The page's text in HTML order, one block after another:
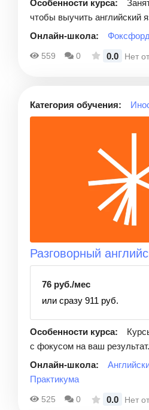
Особенности курса:
чтобы выучить английский
Онлайн-школа:
Фоксфорд
559 0 0.0 Нет
Категория обучения:
Разговорный
76 руб./мес
или сразу 911 руб.
Особенности курса:
с фокусом на ваш результат.
Онлайн-школа:
Практикума
525 0 0.0 Нет